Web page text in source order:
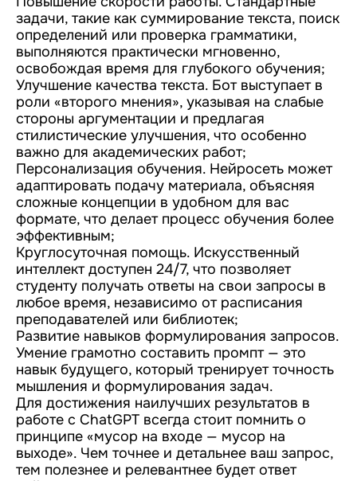
задачи, такие как суммирование текста, поиск
определений или проверка грамматики,
выполняются практически мгновенно,
освобождая время для глубокого обучения;
Улучшение качества текста. Бот выступает в
роли «второго мнения», указывая на слабые
стороны аргументации и предлагая
стилистические улучшения, что особенно
важно для академических работ;
Персонализация обучения. Нейросеть может
адаптировать подачу материала, объясняя
сложные концепции в удобном для вас
формате, что делает процесс обучения более
эффективным;
Круглосуточная помощь. Искусственный
интеллект доступен 24/7, что позволяет
студенту получать ответы на свои запросы в
любое время, независимо от расписания
преподавателей или библиотек;
Развитие навыков формулирования запросов.
Умение грамотно составить промпт — это
навык будущего, который тренирует точность
мышления и формулирования задач.
Для достижения наилучших результатов в
работе с ChatGPT всегда стоит помнить о
принципе «мусор на входе — мусор на
выходе». Чем точнее и детальнее ваш запрос,
тем полезнее и релевантнее будет ответ